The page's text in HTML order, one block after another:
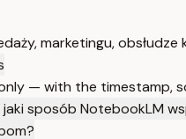
marketingu, obsłudze
— with the timestamp,
jaki sposób NotebookLM